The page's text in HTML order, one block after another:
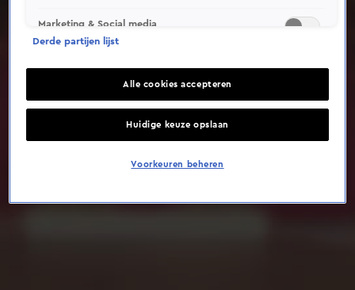
Marketing & Social media
Derde partijen lijst
Alle cookies accepteren
Huidige keuze opslaan
Voorkeuren beheren